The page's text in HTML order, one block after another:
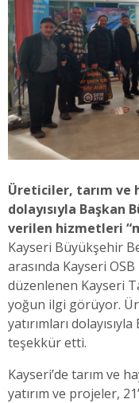
Üreticiler, tarım ve
dolayısıyla Başkan
verilen hizmetleri
Kayseri Büyükşehir
arasında Kayseri
düzenlenen Kayseri
yoğun ilgi görüyor.
yatırımları
teşekkür etti.
Kayseri’de tarım ve
yatırım ve projeler,